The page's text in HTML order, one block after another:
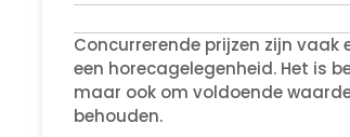
Concurrerende prijzen zijn
een horecagelegenheid. Het is
maar ook om voldoende
behouden.